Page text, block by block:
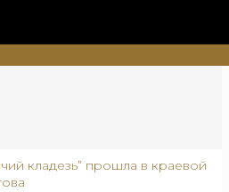
кладезь” прошла в краевой